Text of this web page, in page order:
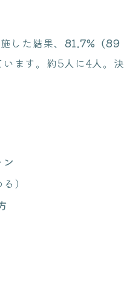
した結果、 81.7%（89
ます。約5人に4人。決
）